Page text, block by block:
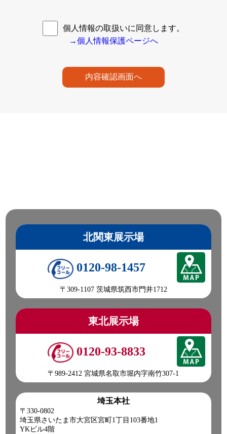
個人情報の取扱いに同意します。
→個人情報保護ページへ
内容確認画面へ
北関東展示場
0120-98-1457
〒309-1107 茨城県筑西市門井1712
東北展示場
0120-93-8833
〒989-2412 宮城県名取市堀内字南竹307-1
埼玉本社
〒330-0802
埼玉県さいたま市大宮区宮町1丁目103番地1
YKビル4階